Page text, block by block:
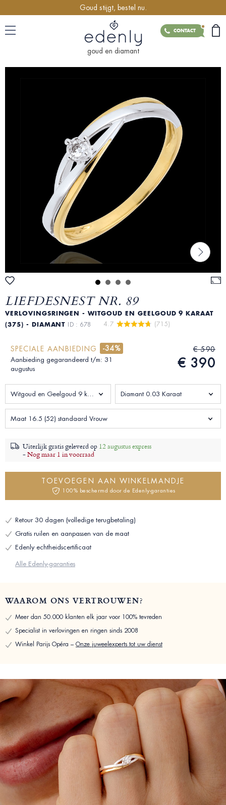
Goud stijgt, bestel nu.
CONTACT
goud en diamant
LIEFDESNEST NR. 89
VERLOVINGSRINGEN - WITGOUD EN GEELGOUD 9 KARAAT
(375) - DIAMANT ID : 678 4.7 (715)
SPECIALE AANBIEDING -34%
Aanbieding gegarandeerd t/m: 31
augustus
€ 590
€ 390
Witgoud en Geelgoud 9 karaat (375) Diamant 0.03 Karaat
Maat 16.5 (52) standaard Vrouw
Uiterlijk gratis geleverd op 12 augustus express
-Nog maar 1 in voorraad
TOEVOEGEN AAN WINKELMANDJE
100% beschermd door de Edenly-garanties
Retour 30 dagen (volledige terugbetaling)
Gratis ruilen en aanpassen van de maat
Edenly echtheidscertificaat
Alle Edenly-garanties
WAAROM ONS VERTROUWEN?
Meer dan 50.000 klanten elk jaar voor 100% tevreden
Specialist in verlovingen en ringen sinds 2008
Winkel Parijs Opéra – Onze juweelexperts tot uw dienst